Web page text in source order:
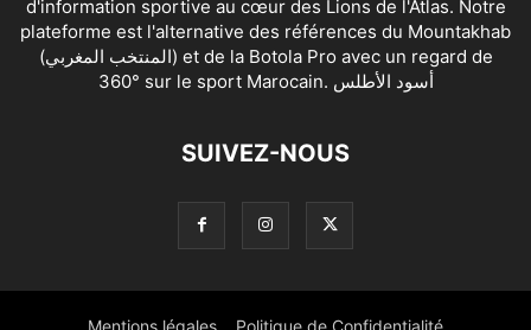
d'information sportive au cœur des Lions de l'Atlas. Notre
plateforme est l'alternative des références du Mountakhab
(المنتخب المغربي) et de la Botola Pro avec un regard de
360° sur le sport Marocain. أسود الأطلس
SUIVEZ-NOUS
Mentions légales Politique de Confidentialité